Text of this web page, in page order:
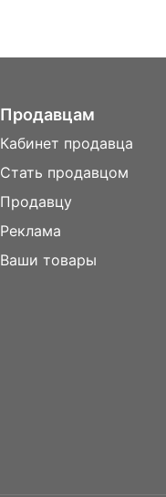
Продавцам
Кабинет продавца
Стать продавцом
Продавцу
Реклама
Ваши товары